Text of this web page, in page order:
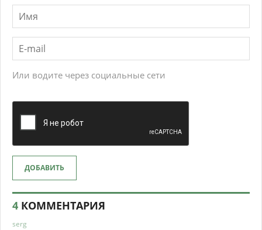
Или водите через социальные сети
ДОБАВИТЬ
4 КОММЕНТАРИЯ
serg